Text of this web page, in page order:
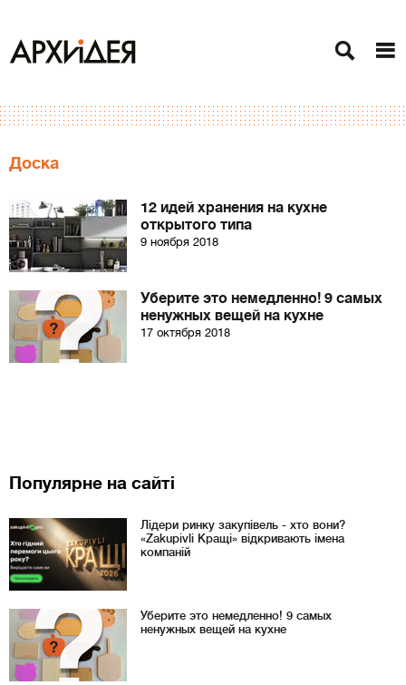
Доска
12 идей хранения на кухне
открытого типа
9 ноября 2018
Уберите это немедленно! 9 самых
ненужных вещей на кухне
17 октября 2018
Популярне на сайті
Лідери ринку закупівель - хто вони?
«Zakupivli Кращі» відкривають імена
компаній
Уберите это немедленно! 9 самых
ненужных вещей на кухне